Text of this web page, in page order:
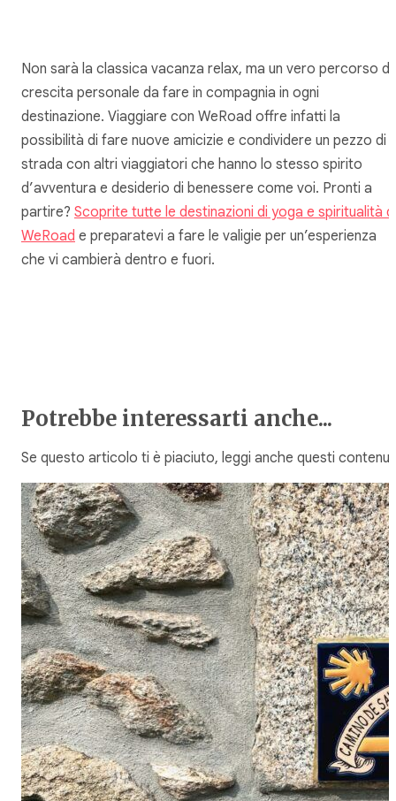
Non sarà la classica vacanza relax, ma un vero percorso di
crescita personale da fare in compagnia in ogni
destinazione. Viaggiare con WeRoad offre infatti la
possibilità di fare nuove amicizie e condividere un pezzo di
strada con altri viaggiatori che hanno lo stesso spirito
d’avventura e desiderio di benessere come voi. Pronti a
partire? Scoprite tutte le destinazioni di yoga e spiritualità di
WeRoad e preparatevi a fare le valigie per un’esperienza
che vi cambierà dentro e fuori.
Potrebbe interessarti anche...
Se questo articolo ti è piaciuto, leggi anche questi